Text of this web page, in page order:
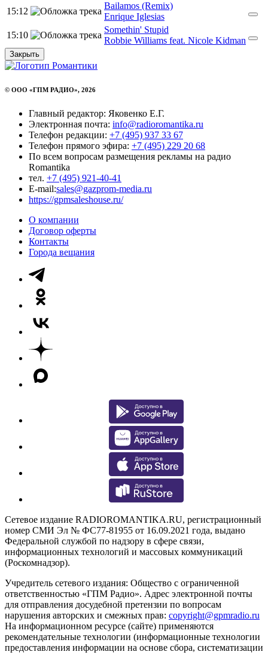
15:12
Bailamos (Remix)
Enrique Iglesias
15:10
Somethin' Stupid
Robbie Williams feat. Nicole Kidman
Закрыть
© ООО «ГПМ РАДИО», 2026
Главный редактор: Яковенко Е.Г.
Электронная почта: info@radioromantika.ru
Телефон редакции: +7 (495) 937 33 67
Телефон прямого эфира: +7 (495) 229 20 68
По всем вопросам размещения рекламы на радио
Romantika
тел. +7 (495) 921-40-41
E-mail:sales@gazprom-media.ru
https://gpmsaleshouse.ru/
О компании
Договор оферты
Контакты
Города вещания
Сетевое издание RADIOROMANTIKA.RU, регистрационный
номер СМИ Эл № ФС77-81955 от 16.09.2021 года, выдано
Федеральной службой по надзору в сфере связи,
информационных технологий и массовых коммуникаций
(Роскомнадзор).
Учредитель сетевого издания: Общество с ограниченной
ответственностью «ГПМ Радио». Адрес электронной почты
для отправления досудебной претензии по вопросам
нарушения авторских и смежных прав: copyright@gpmradio.ru
На информационном ресурсе (сайте) применяются
рекомендательные технологии (информационные технологии
предоставления информации на основе сбора, систематизации